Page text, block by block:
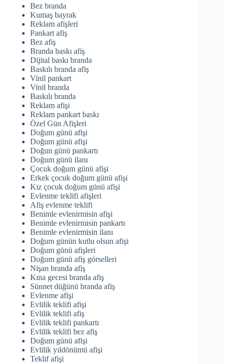
Bez branda
Kumaş bayrak
Reklam afişleri
Pankart afiş
Bez afiş
Branda baskı afiş
Dijital baskı branda
Baskılı branda afiş
Vinil pankart
Vinil branda
Baskılı branda
Reklam afişi
Reklam pankart baskı
Özel Gün Afişleri
Doğum günü afişi
Doğum günü afişi
Doğun günü pankartı
Doğum günü ilanı
Çocuk doğum günü afişi
Erkek çocuk doğum günü afişi
Kız çocuk doğum günü afişi
Evlenme teklifi afişleri
Afiş evlenme teklifi
Benimle evlenirmisin afişi
Benimle evlenirmisin pankartı
Benimle evlenirmisin ilanı
Doğum günün kutlu olsun afişi
Doğum günü afişleri
Doğum günü afiş görselleri
Nişan branda afiş
Kına gecesi branda afiş
Sünnet düğünü branda afiş
Evlenme afişi
Evlilik teklifi afişi
Evlilik teklifi afiş
Evlilik teklifi pankartı
Evlilik teklifi bez afiş
Doğum günü afişi
Evlilik yıldönümü afişi
Teklif afişi